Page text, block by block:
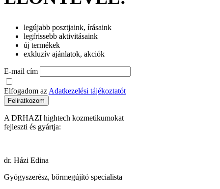
legújabb posztjaink, írásaink
legfrissebb aktivitásaink
új termékek
exkluzív ajánlatok, akciók
E-mail cím
Elfogadom az Adatkezelési tájékoztatót
Feliratkozom
A DRHAZI hightech kozmetikumokat
fejleszti és gyártja:
dr. Házi Edina
Gyógyszerész, bőrmegújító specialista